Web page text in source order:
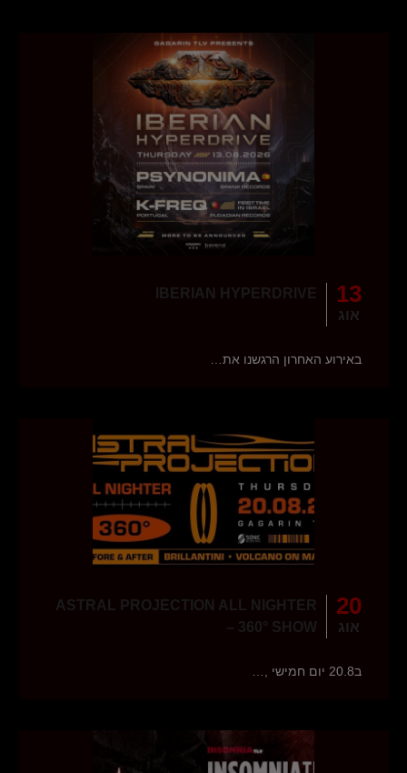
13
אוג
IBERIAN HYPERDRIVE
באירוע האחרון הרגשנו את…
20
אוג
ASTRAL PROJECTION ALL NIGHTER
– 360° SHOW
ב20.8 יום חמישי ,…